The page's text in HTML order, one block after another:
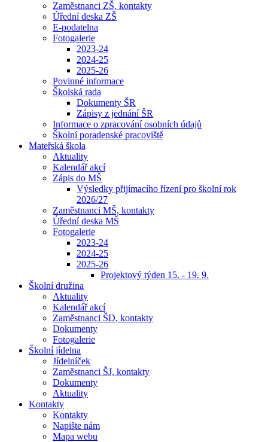
Zaměstnanci ZŠ, kontakty
Úřední deska ZŠ
E-podatelna
Fotogalerie
2023-24
2024-25
2025-26
Povinné informace
Školská rada
Dokumenty ŠR
Zápisy z jednání ŠR
Informace o zpracování osobních údajů
Školní poradenské pracoviště
Mateřská škola
Aktuality
Kalendář akcí
Zápis do MŠ
Výsledky přijímacího řízení pro školní rok
2026/27
Zaměstnanci MŠ, kontakty
Úřední deska MŠ
Fotogalerie
2023-24
2024-25
2025-26
Projektový týden 15. - 19. 9.
Školní družina
Aktuality
Kalendář akcí
Zaměstnanci ŠD, kontakty
Dokumenty
Fotogalerie
Školní jídelna
Jídelníček
Zaměstnanci ŠJ, kontakty
Dokumenty
Aktuality
Kontakty
Kontakty
Napište nám
Mapa webu